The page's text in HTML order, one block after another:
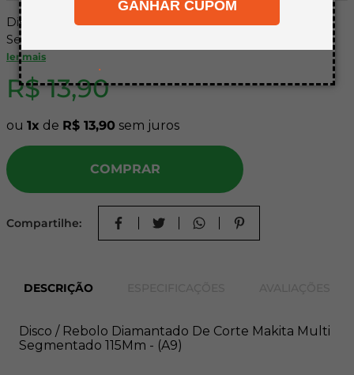
GANHAR CUPOM
.
Disco / Rebolo Diamantado De Corte Makita Multi
Segmentado 115Mm - (A9)
ler mais
R$ 13,90
ou 1 de R$ 13,90 sem juros
COMPRAR
Compartilhe:
DESCRIÇÃO
Disco / Rebolo Diamantado De Corte Makita Multi
Segmentado 115Mm - (A9)
10º